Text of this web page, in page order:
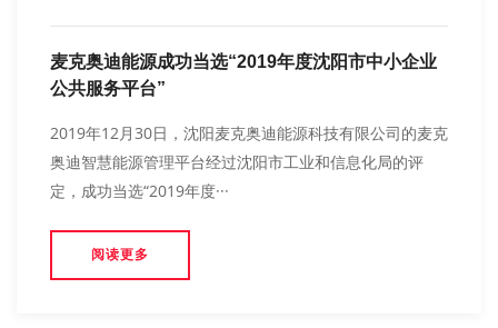
麦克奥迪能源成功当选“2019年度沈阳市中小企业
公共服务平台”
2019年12月30日，沈阳麦克奥迪能源科技有限公司的麦克
奥迪智慧能源管理平台经过沈阳市工业和信息化局的评
定，成功当选“2019年度···
阅读更多